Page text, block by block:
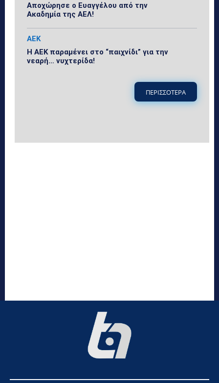
Αποχώρησε ο Ευαγγέλου από την
Ακαδημία της ΑΕΛ!
ΑΕΚ
Η ΑΕΚ παραμένει στο “παιχνίδι” για την
νεαρή… νυχτερίδα!
ΠΕΡΙΣΣΟΤΕΡΑ